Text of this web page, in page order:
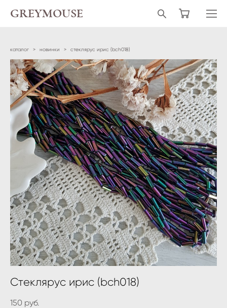
GREYMOUSE
каталог > новинки > стеклярус ирис (bch018)
Стеклярус ирис (bch018)
150 pуб.